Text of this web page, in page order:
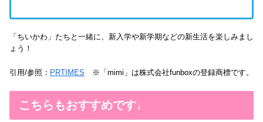
「ちいかわ」たちと一緒に、新入学や新学期などの新生活を楽しみまし
ょう！
引用/参照： PRTIMES ※「mimi」は株式会社funboxの登録商標です。
こちらもおすすめです↓